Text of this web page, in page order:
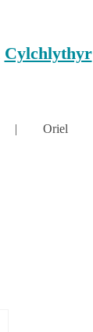
Cylchlythyr
Oriel